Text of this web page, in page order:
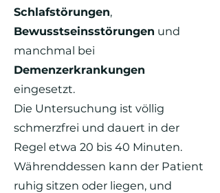
Schlafstörungen,
Bewusstseinsstörungen und
manchmal bei
Demenzerkrankungen
eingesetzt.
Die Untersuchung ist völlig
schmerzfrei und dauert in der
Regel etwa 20 bis 40 Minuten.
Währenddessen kann der Patient
ruhig sitzen oder liegen, und